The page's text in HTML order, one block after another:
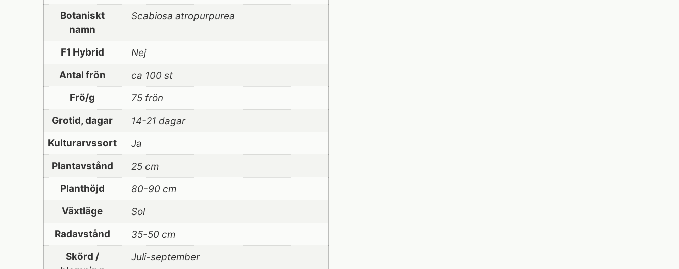
Botaniskt
namn
Scabiosa atropurpurea
F1 Hybrid
Nej
Antal frön
ca 100 st
Frö/g
75 frön
Grotid, dagar
14-21 dagar
Kulturarvssort
Ja
Plantavstånd
25 cm
Planthöjd
80-90 cm
Växtläge
Sol
Radavstånd
35-50 cm
Skörd /
Juli-september